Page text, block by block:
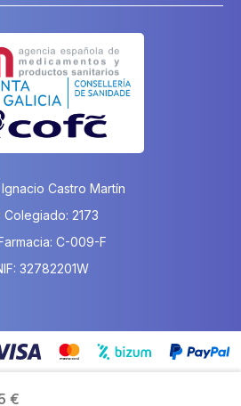
€
Castro Martín
Colegiado: 2173
C-009-F
32782201W